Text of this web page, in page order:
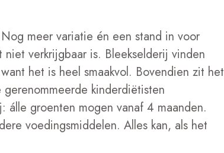
meer variatie én een stand in voor
verkrijgbaar is. Bleekselderij vinden
het is heel smaakvol. Bovendien zit het
kinderdiëtisten
álle groenten mogen vanaf 4 maanden.
voedingsmiddelen. Alles kan, als het